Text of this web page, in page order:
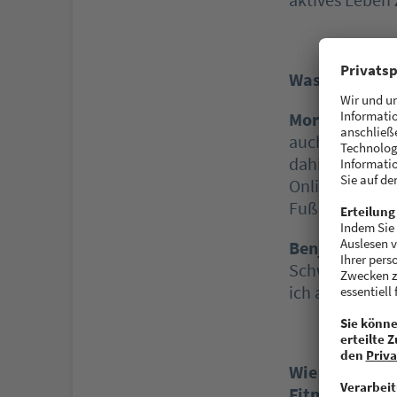
Was sind
Moritz:
auch bei
dahin würde
Online-Kurs
Fußball
Benjamin:
Schwimmen
ich aus
Wie